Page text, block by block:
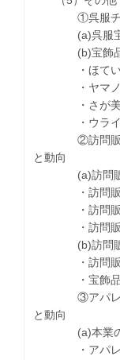
①呉服チャネ
(a)呉服宝飾
(b)宝飾品取
・ほてい
・ヤマノホ
・さが美
・ウライ
②訪問販売チ
と動向
(a)訪問販売
・訪問販売
・訪問販売
・訪問販売
(b)訪問販売
・訪問販売
・宝飾品の
③アパレルチ
と動向
(a)本業の販
・アパレル